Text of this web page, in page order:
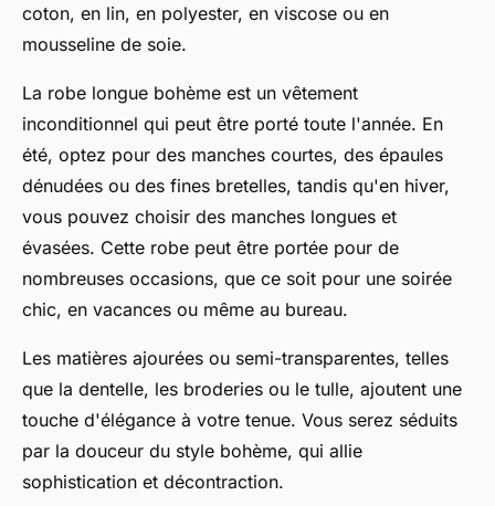
coton, en lin, en polyester, en viscose ou en
mousseline de soie.
La robe longue bohème est un vêtement
inconditionnel qui peut être porté toute l'année. En
été, optez pour des manches courtes, des épaules
dénudées ou des fines bretelles, tandis qu'en hiver,
vous pouvez choisir des manches longues et
évasées. Cette robe peut être portée pour de
nombreuses occasions, que ce soit pour une soirée
chic, en vacances ou même au bureau.
Les matières ajourées ou semi-transparentes, telles
que la dentelle, les broderies ou le tulle, ajoutent une
touche d'élégance à votre tenue. Vous serez séduits
par la douceur du style bohème, qui allie
sophistication et décontraction.